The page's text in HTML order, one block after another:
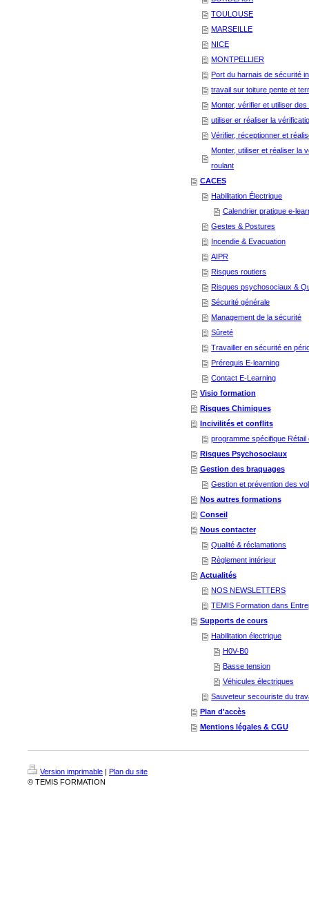
TOULOUSE
MARSEILLE
NICE
MONTPELLIER
Port du harnais de sécurité
travail sur toiture pente et
Monter, vérifier et utiliser
utiliser er réaliser la
Vérifier, réceptionner et
Monter, utiliser et réaliser la
roulant
CACES
Habilitation Électrique
Calendrier pratique e-
Gestes & Postures
Incendie & Evacuation
AIPR
Risques routiers
Risques psychosociaux &
Sécurité générale
Management de la sécurité
Sûreté
Travailler en sécurité en
Prérequis E-learning
Contact E-Learning
Visio formation
Risques Chimiques
Incivilités et conflits
programme spécifique
Risques Psychosociaux
Gestion des braquages
Gestion et prévention des
Nos autres formations
Conseil
Nous contacter
Qualité & réclamations
Règlement intérieur
Actualités
NOS NEWSLETTERS
TEMIS Formation dans
Supports de cours
Habilitation électrique
H0V-B0
Basse tension
Véhicules électriques
Sauveteur secouriste du
Plan d'accès
Mentions légales & CGU
Version imprimable | Plan du site
© TEMIS FORMATION